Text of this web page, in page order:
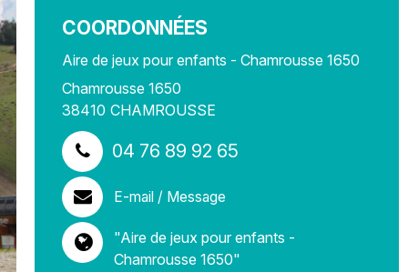
COORDONNÉES
Aire de jeux pour enfants - Chamrousse 1650
Chamrousse 1650
38410 CHAMROUSSE
04 76 89 92 65
E-mail / Message
"Aire de jeux pour enfants -
Chamrousse 1650"